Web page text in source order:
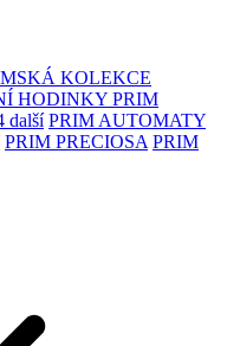
KOLEKCE
HODINKY PRIM
další PRIM AUTOMATY
PRIM PRECIOSA PRIM